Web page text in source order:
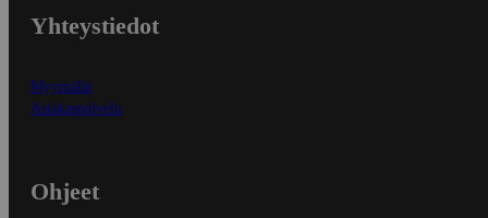
Yhteystiedot
Myymälät
Asiakaspalvelu
Ohjeet